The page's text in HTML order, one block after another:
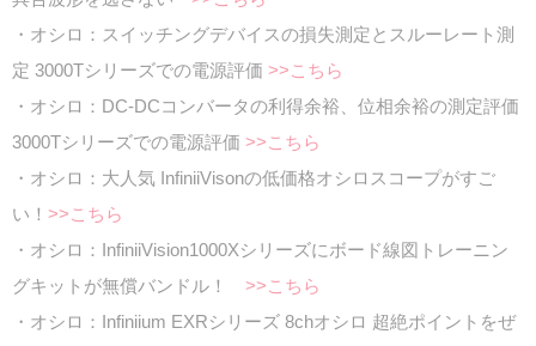
・オシロ：スイッチングデバイスの損失測定とスルーレート測
定 3000Tシリーズでの電源評価 >>こちら
・オシロ：DC-DCコンバータの利得余裕、位相余裕の測定評価
3000Tシリーズでの電源評価 >>こちら
・オシロ：大人気 InfiniiVisonの低価格オシロスコープがすご
い！ >>こちら
・オシロ：InfiniiVision1000Xシリーズにボード線図トレーニン
グキットが無償バンドル！ >>こちら
・オシロ：Infiniium EXRシリーズ 8chオシロ 超絶ポイントをぜ